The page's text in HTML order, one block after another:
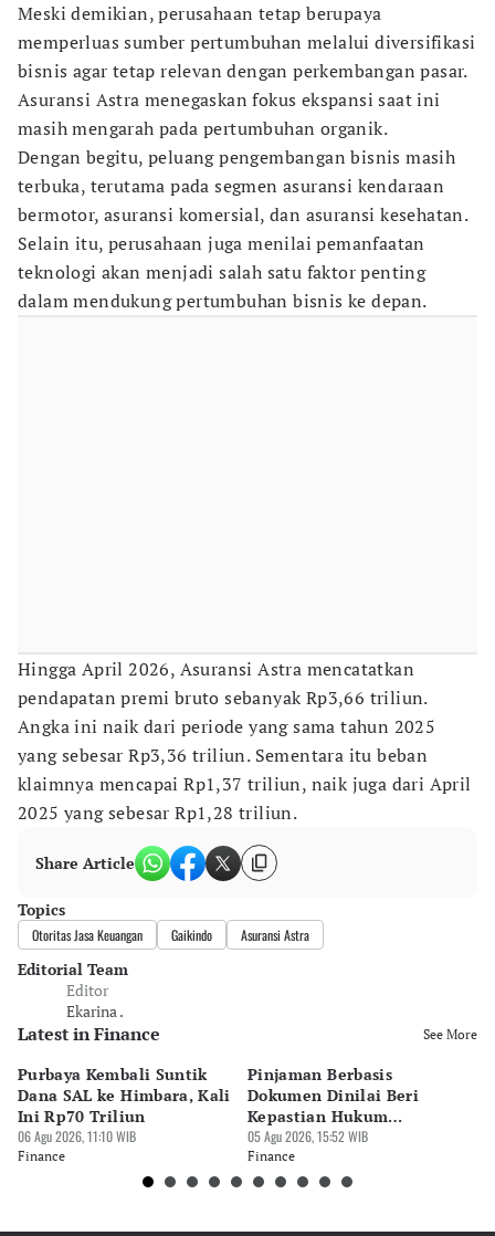
Meski demikian, perusahaan tetap berupaya
memperluas sumber pertumbuhan melalui diversifikasi
bisnis agar tetap relevan dengan perkembangan pasar.
Asuransi Astra menegaskan fokus ekspansi saat ini
masih mengarah pada pertumbuhan organik.
Dengan begitu, peluang pengembangan bisnis masih
terbuka, terutama pada segmen asuransi kendaraan
bermotor, asuransi komersial, dan asuransi kesehatan.
Selain itu, perusahaan juga menilai pemanfaatan
teknologi akan menjadi salah satu faktor penting
dalam mendukung pertumbuhan bisnis ke depan.
Hingga April 2026, Asuransi Astra mencatatkan
pendapatan premi bruto sebanyak Rp3,66 triliun.
Angka ini naik dari periode yang sama tahun 2025
yang sebesar Rp3,36 triliun. Sementara itu beban
klaimnya mencapai Rp1,37 triliun, naik juga dari April
2025 yang sebesar Rp1,28 triliun.
Share Article
Topics
Otoritas Jasa Keuangan Gaikindo Asuransi Astra
Editorial Team
Editor
Ekarina .
Latest in Finance See More
Purbaya Kembali Suntik
Dana SAL ke Himbara, Kali
Ini Rp70 Triliun
06 Agu 2026, 11:10 WIB
Finance
Pinjaman Berbasis
Dokumen Dinilai Beri
Kepastian Hukum
Pergadaian
05 Agu 2026, 15:52 WIB
Finance